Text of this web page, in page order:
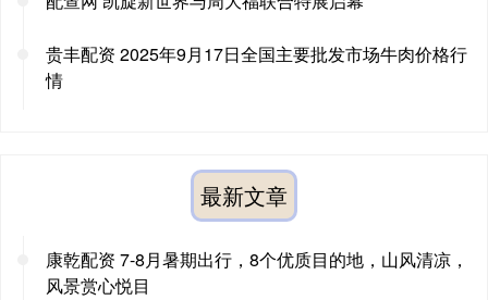
贵丰配资 2025年9月17日全国主要批发市场牛肉价格行
情
最新文章
康乾配资 7-8月暑期出行，8个优质目的地，山风清凉，
风景赏心悦目